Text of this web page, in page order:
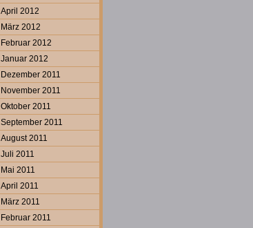
April 2012
März 2012
Februar 2012
Januar 2012
Dezember 2011
November 2011
Oktober 2011
September 2011
August 2011
Juli 2011
Mai 2011
April 2011
März 2011
Februar 2011